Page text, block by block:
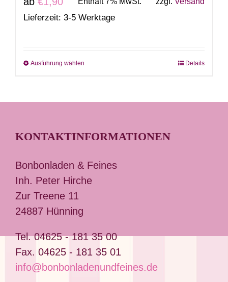
Lieferzeit: 3-5 Werktage
Ausführung wählen
auf.
Produktseite
gewählt
werden
Details
KONTAKTINFORMATIONEN
Bonbonladen & Feines
Inh. Peter Hirche
Zur Treene 11
24887 Hünning
Tel. 04625 - 181 35 00
Fax. 04625 - 181 35 01
info@bonbonladenundfeines.de